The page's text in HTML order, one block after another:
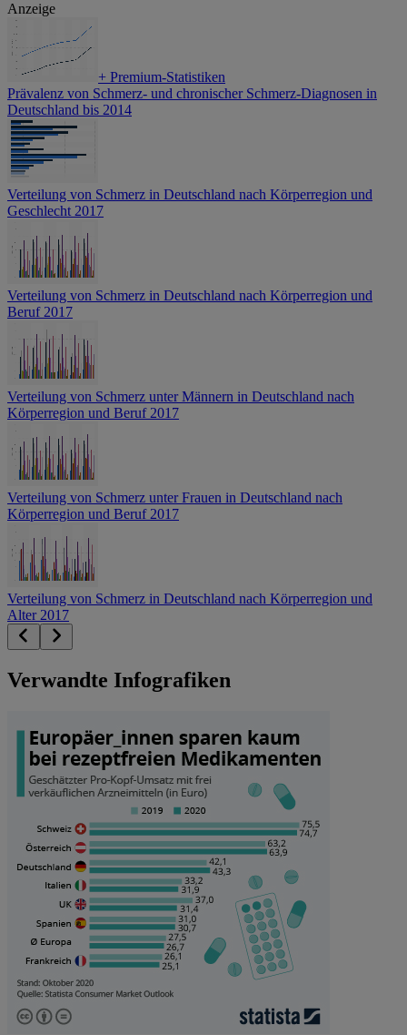
Anzeige
+ Premium-Statistiken
Prävalenz von Schmerz- und chronischer Schmerz-Diagnosen in
Deutschland bis 2014
Verteilung von Schmerz in Deutschland nach Körperregion und
Geschlecht 2017
Verteilung von Schmerz in Deutschland nach Körperregion und
Beruf 2017
Verteilung von Schmerz unter Männern in Deutschland nach
Körperregion und Beruf 2017
Verteilung von Schmerz unter Frauen in Deutschland nach
Körperregion und Beruf 2017
Verteilung von Schmerz in Deutschland nach Körperregion und
Alter 2017
Verwandte Infografiken